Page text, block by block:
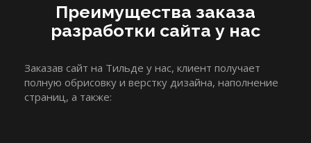
Преимущества заказа
разработки сайта у нас
Заказав сайт на Тильде у нас, клиент получает
полную обрисовку и верстку дизайна, наполнение
страниц, а также: